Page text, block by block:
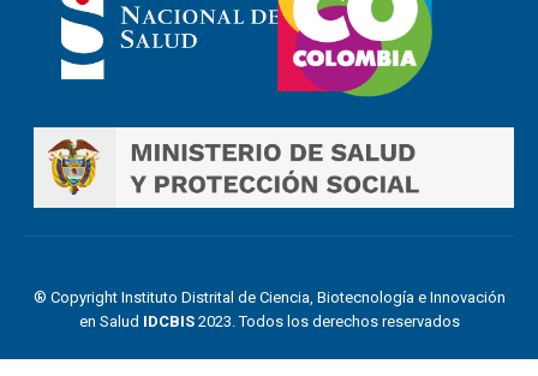
® Copyright Instituto Distrital de Ciencia, Biotecnología e Innovación
en Salud IDCBIS 2023. Todos los derechos reservados